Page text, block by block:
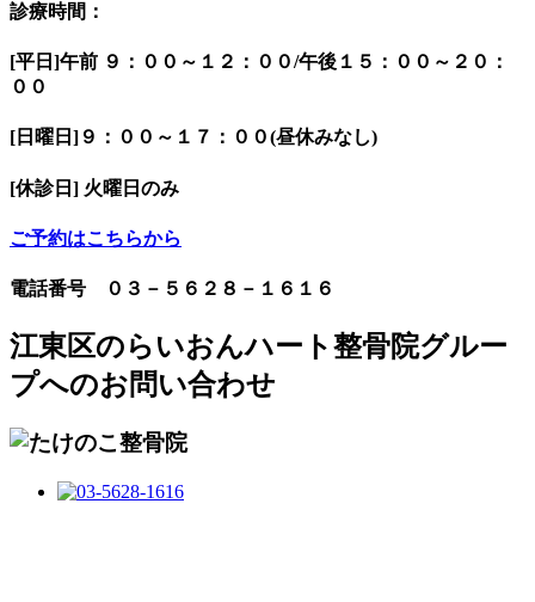
診療時間：
[平日]午前 ９：００～１２：００/午後１５：００～２０：
００
[日曜日]９：００～１７：００(昼休みなし)
[休診日] 火曜日のみ
ご予約はこちらから
電話番号 ０３－５６２８－１６１６
江東区のらいおんハート整骨院グルー
プへのお問い合わせ